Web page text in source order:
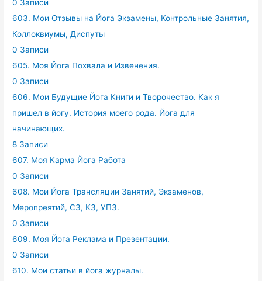
0 Записи
603. Мои Отзывы на Йога Экзамены, Контрольные Занятия,
Коллоквиумы, Диспуты
0 Записи
605. Моя Йога Похвала и Извенения.
0 Записи
606. Мои Будущие Йога Книги и Творочество. Как я
пришел в йогу. История моего рода. Йога для
начинающих.
8 Записи
607. Моя Карма Йога Работа
0 Записи
608. Мои Йога Трансляции Занятий, Экзаменов,
Меропреятий, СЗ, КЗ, УПЗ.
0 Записи
609. Моя Йога Реклама и Презентации.
0 Записи
610. Мои статьи в йога журналы.